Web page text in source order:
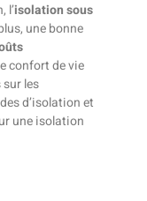
l’isolation sous
une bonne
confort de vie
les
d’isolation et
une isolation